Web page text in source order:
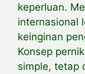
keperluan.
internasional
keinginan
Konsep
simple, tetap